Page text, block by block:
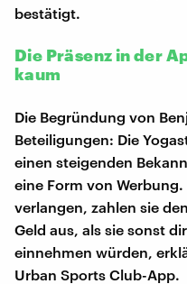
bestätigt.
Die Präsenz in der
kaum
Die Begründung von
Beteiligungen: Die
einen steigenden
eine Form von
verlangen, zahlen sie
Geld aus, als sie sonst
einnehmen würden,
Urban Sports Club-App.